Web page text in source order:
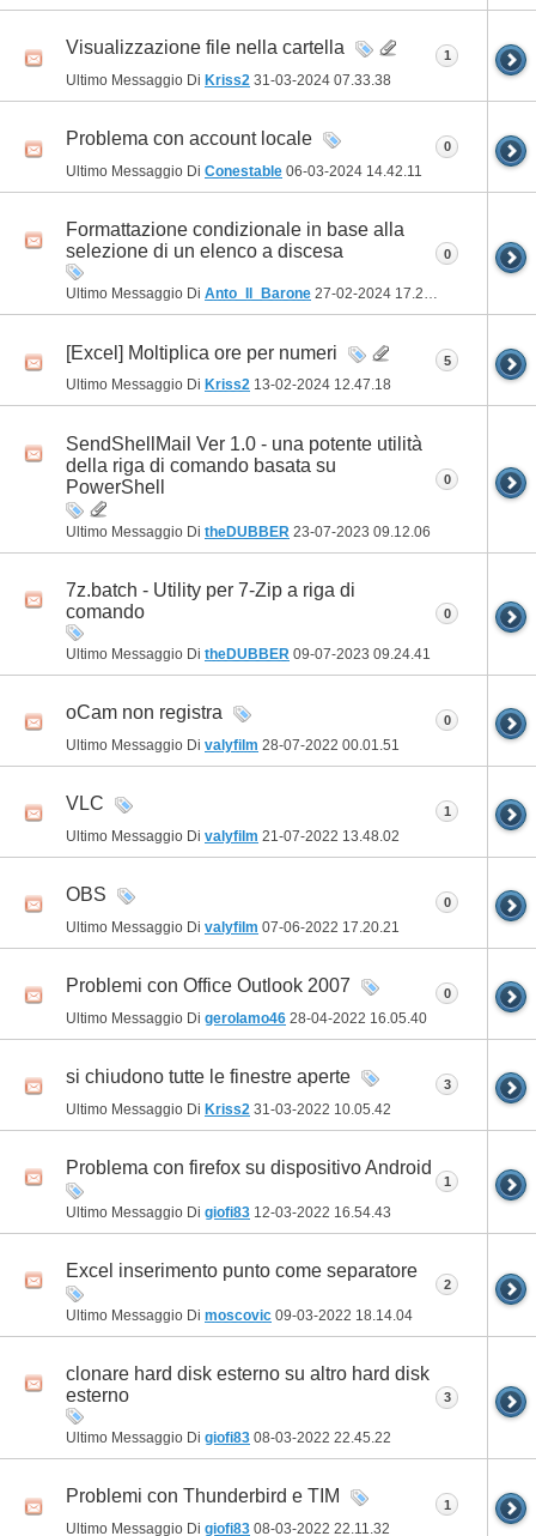
Visualizzazione file nella cartella
Ultimo Messaggio Di Kriss2 31-03-2024 07.33.38
1
Problema con account locale
Ultimo Messaggio Di Conestable 06-03-2024 14.42.11
0
Formattazione condizionale in base alla
selezione di un elenco a discesa
Ultimo Messaggio Di Anto_Il_Barone 27-02-2024 17.24.04
0
[Excel] Moltiplica ore per numeri
Ultimo Messaggio Di Kriss2 13-02-2024 12.47.18
5
SendShellMail Ver 1.0 - una potente utilità
della riga di comando basata su
PowerShell
Ultimo Messaggio Di theDUBBER 23-07-2023 09.12.06
0
7z.batch - Utility per 7-Zip a riga di
comando
Ultimo Messaggio Di theDUBBER 09-07-2023 09.24.41
0
oCam non registra
Ultimo Messaggio Di valyfilm 28-07-2022 00.01.51
0
VLC
Ultimo Messaggio Di valyfilm 21-07-2022 13.48.02
1
OBS
Ultimo Messaggio Di valyfilm 07-06-2022 17.20.21
0
Problemi con Office Outlook 2007
Ultimo Messaggio Di gerolamo46 28-04-2022 16.05.40
0
si chiudono tutte le finestre aperte
Ultimo Messaggio Di Kriss2 31-03-2022 10.05.42
3
Problema con firefox su dispositivo Android
Ultimo Messaggio Di giofi83 12-03-2022 16.54.43
1
Excel inserimento punto come separatore
Ultimo Messaggio Di moscovic 09-03-2022 18.14.04
2
clonare hard disk esterno su altro hard disk
esterno
Ultimo Messaggio Di giofi83 08-03-2022 22.45.22
3
Problemi con Thunderbird e TIM
Ultimo Messaggio Di giofi83 08-03-2022 22.11.32
1